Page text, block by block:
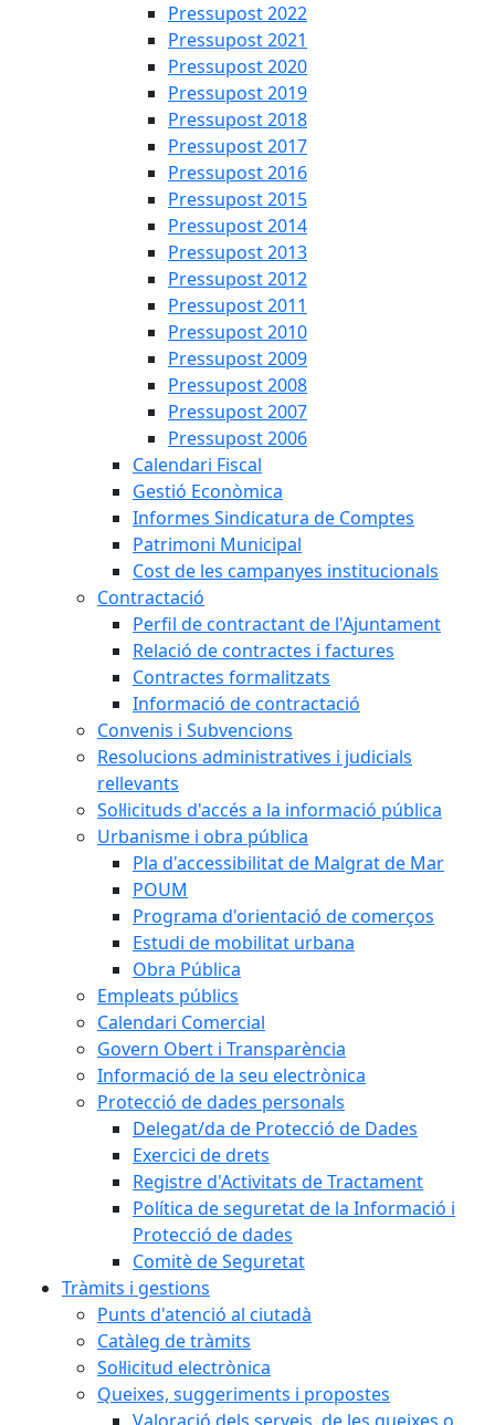
Pressupost 2022
Pressupost 2021
Pressupost 2020
Pressupost 2019
Pressupost 2018
Pressupost 2017
Pressupost 2016
Pressupost 2015
Pressupost 2014
Pressupost 2013
Pressupost 2012
Pressupost 2011
Pressupost 2010
Pressupost 2009
Pressupost 2008
Pressupost 2007
Pressupost 2006
Calendari Fiscal
Gestió Econòmica
Informes Sindicatura de Comptes
Patrimoni Municipal
Cost de les campanyes institucionals
Contractació
Perfil de contractant de l'Ajuntament
Relació de contractes i factures
Contractes formalitzats
Informació de contractació
Convenis i Subvencions
Resolucions administratives i judicials
rellevants
Sol·licituds d'accés a la informació pública
Urbanisme i obra pública
Pla d'accessibilitat de Malgrat de Mar
POUM
Programa d'orientació de comerços
Estudi de mobilitat urbana
Obra Pública
Empleats públics
Calendari Comercial
Govern Obert i Transparència
Informació de la seu electrònica
Protecció de dades personals
Delegat/da de Protecció de Dades
Exercici de drets
Registre d'Activitats de Tractament
Política de seguretat de la Informació i
Protecció de dades
Comitè de Seguretat
Tràmits i gestions
Punts d'atenció al ciutadà
Catàleg de tràmits
Sol·licitud electrònica
Queixes, suggeriments i propostes